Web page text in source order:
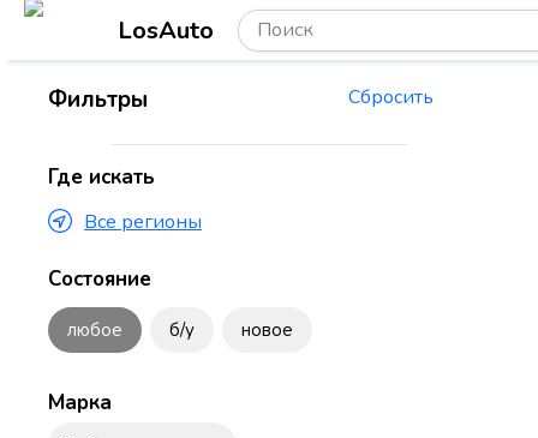
LosAuto
Фильтры Сбросить
Где искать
Все регионы
Состояние
любое б/у новое
Марка